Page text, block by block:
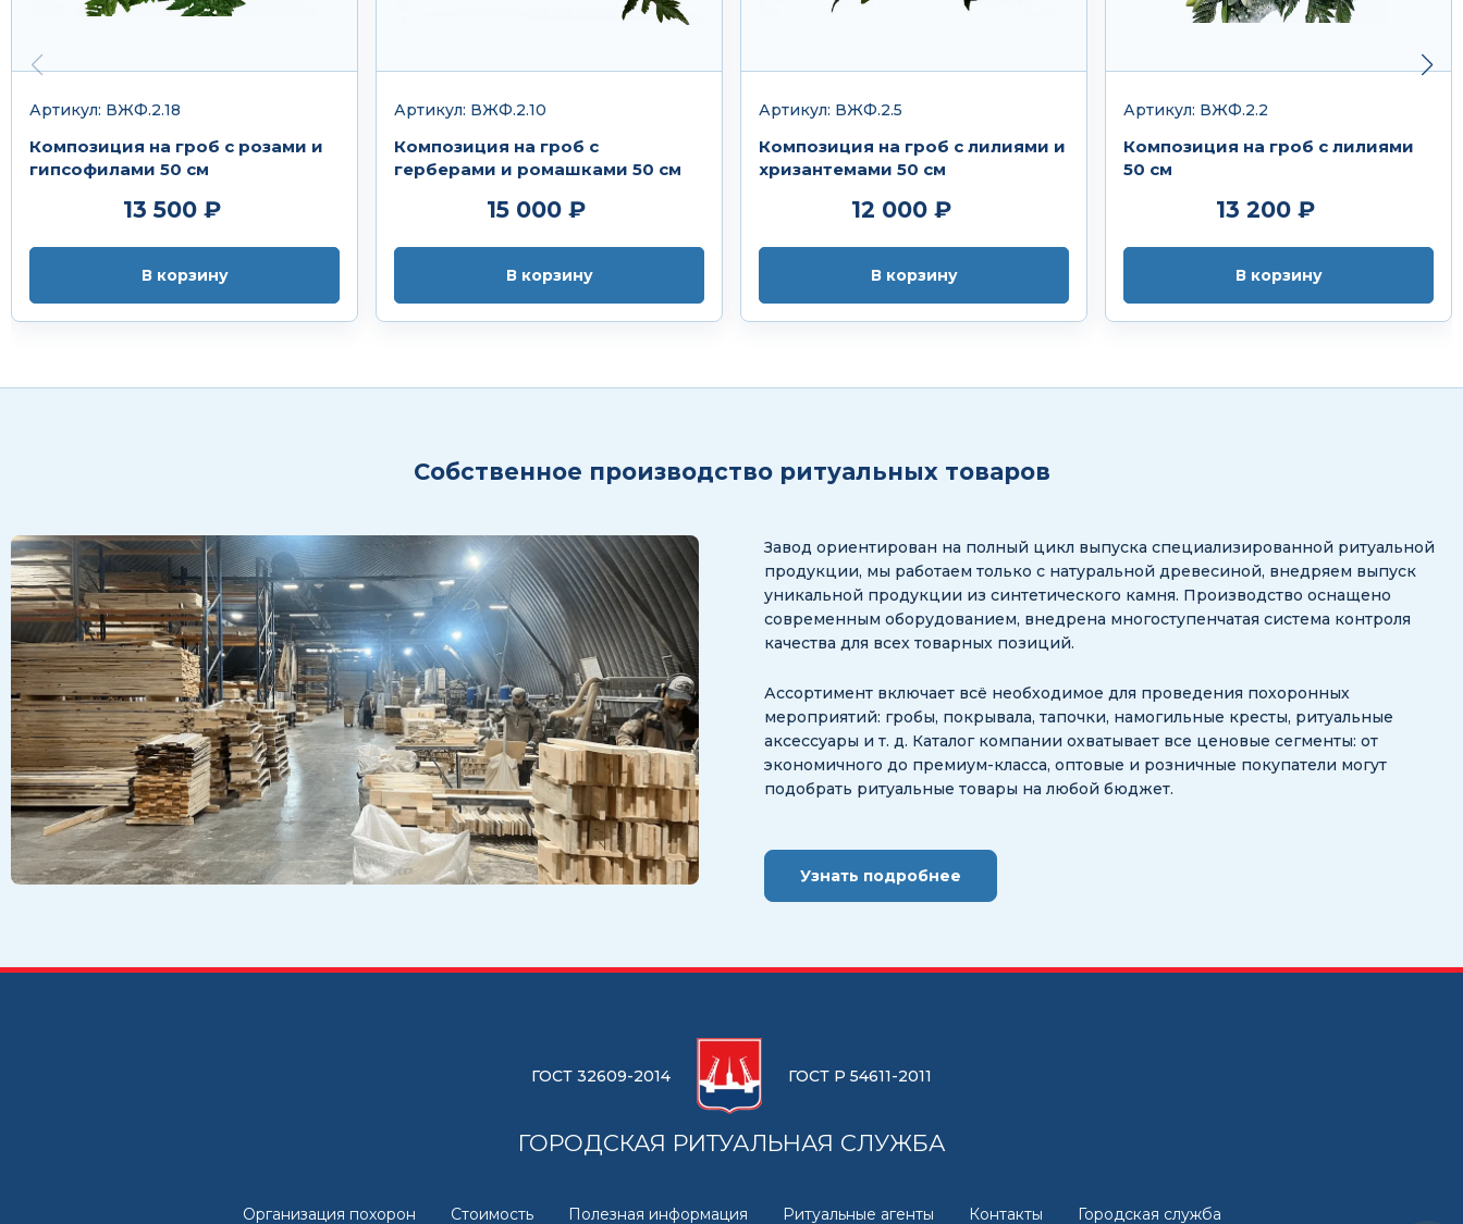
Артикул: ВЖФ.2.18
Композиция на гроб с розами и
гипсофилами 50 см
13 500 ₽
В корзину
Артикул: ВЖФ.2.10
Композиция на гроб с
герберами и ромашками 50 см
15 000 ₽
В корзину
Артикул: ВЖФ.2.5
Композиция на гроб с лилиями и
хризантемами 50 см
12 000 ₽
В корзину
Артикул: ВЖФ.2.2
Композиция на гроб с лилиями
50 см
13 200 ₽
В корзину
Собственное производство ритуальных товаров
Завод ориентирован на полный цикл выпуска специализированной ритуальной
продукции, мы работаем только с натуральной древесиной, внедряем выпуск
уникальной продукции из синтетического камня. Производство оснащено
современным оборудованием, внедрена многоступенчатая система контроля
качества для всех товарных позиций.
Ассортимент включает всё необходимое для проведения похоронных
мероприятий: гробы, покрывала, тапочки, намогильные кресты, ритуальные
аксессуары и т. д. Каталог компании охватывает все ценовые сегменты: от
экономичного до премиум-класса, оптовые и розничные покупатели могут
подобрать ритуальные товары на любой бюджет.
Узнать подробнее
ГОСТ 32609-2014 ГОСТ Р 54611-2011
ГОРОДСКАЯ РИТУАЛЬНАЯ СЛУЖБА
Организация похорон Стоимость Полезная информация Ритуальные агенты Контакты Городская служба